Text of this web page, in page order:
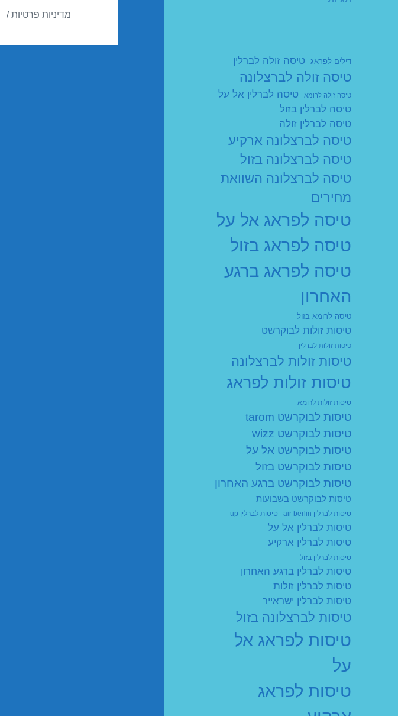
דילים לפראג טיסה זולה לברלין
טיסה זולה לברצלונה
טיסה זולה לרומא
טיסה לברלין אל על
טיסה לברלין בזול
טיסה לברלין זולה
טיסה לברצלונה ארקיע
טיסה לברצלונה בזול
טיסה לברצלונה השוואת
מחירים
טיסה לפראג אל על
טיסה לפראג בזול
טיסה לפראג ברגע
האחרון
טיסה לרומא בזול
טיסות זולות לבוקרשט
טיסות זולות לברלין
טיסות זולות לברצלונה
טיסות זולות לפראג
טיסות זולות לרומא
טיסות לבוקרשט tarom
טיסות לבוקרשט wizz
טיסות לבוקרשט אל על
טיסות לבוקרשט בזול
טיסות לבוקרשט ברגע האחרון
טיסות לבוקרשט בשבועות
טיסות לברלין air berlin טיסות לברלין up
טיסות לברלין אל על
טיסות לברלין ארקיע
טיסות לברלין בזול
טיסות לברלין ברגע האחרון
טיסות לברלין זולות
טיסות לברלין ישראייר
טיסות לברצלונה בזול
טיסות לפראג אל
על
טיסות לפראג
מדיניות פרטיות